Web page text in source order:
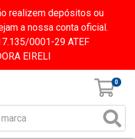
realizem depósitos ou
a nossa conta oficial.
0001-29 ATEF
EIRELI
0